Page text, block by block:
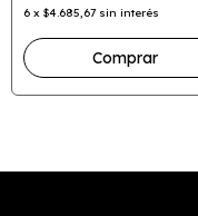
6 x $4.685,67 sin interés